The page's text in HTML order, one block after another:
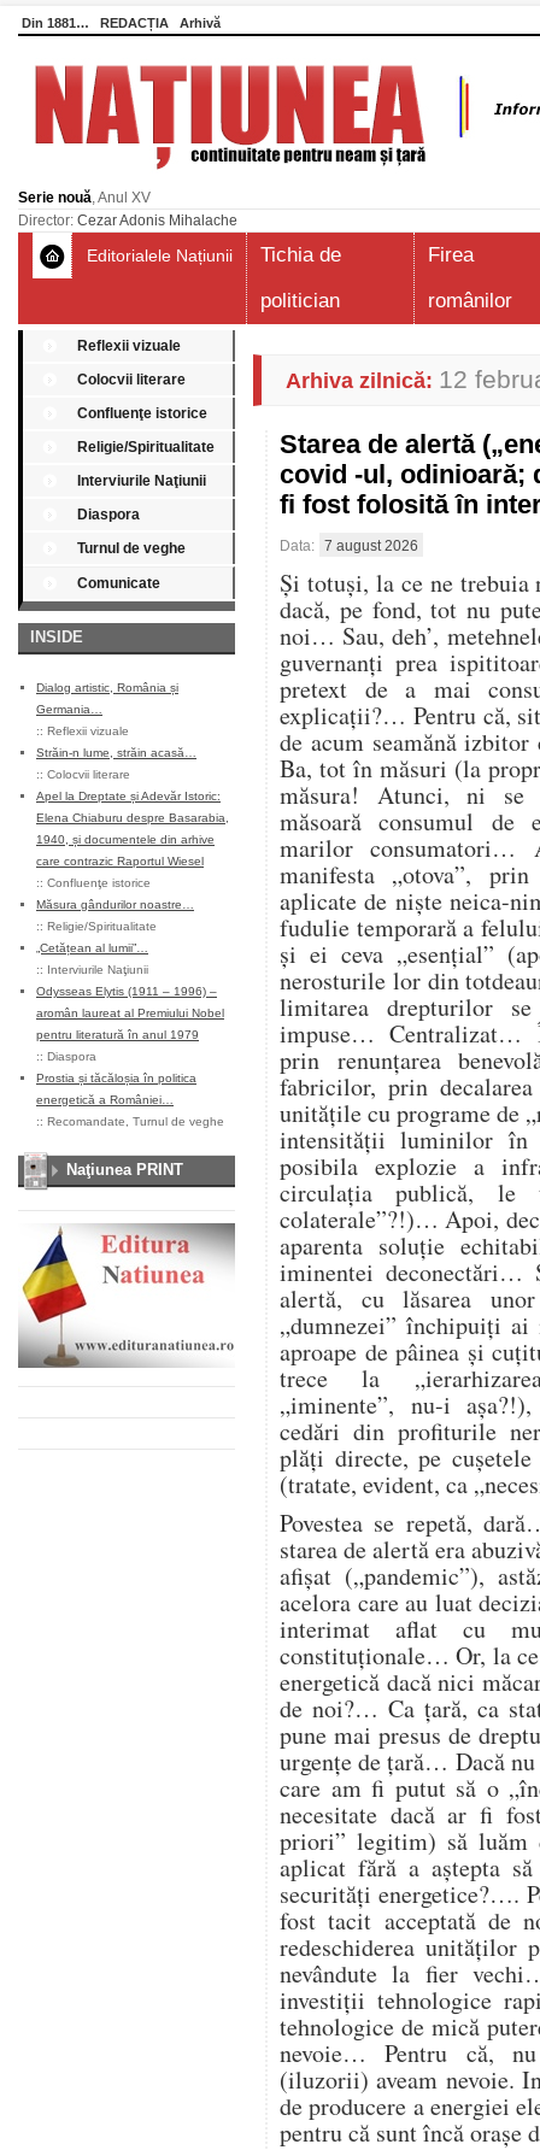
Din 1881… REDACȚIA Arhivă
Serie nouă, Anul XV
Director: Cezar Adonis Mihalache
Editorialele Națiunii
Tichia de
politician
Firea
românilor
Reflexii vizuale
Colocvii literare
Confluenţe istorice
Religie/Spiritualitate
Interviurile Naţiunii
Diaspora
Turnul de veghe
Comunicate
INSIDE
Dialog artistic, România și
Germania…
:: Reflexii vizuale
Străin-n lume, străin acasă…
:: Colocvii literare
Apel la Dreptate și Adevăr Istoric:
Elena Chiaburu despre Basarabia,
1940, și documentele din arhive
care contrazic Raportul Wiesel
:: Confluenţe istorice
Măsura gândurilor noastre…
:: Religie/Spiritualitate
„Cetățean al lumii”…
:: Interviurile Naţiunii
Odysseas Elytis (1911 – 1996) –
aromân laureat al Premiului Nobel
pentru literatură în anul 1979
:: Diaspora
Prostia și tăcăloșia în politica
energetică a României…
:: Recomandate Turnul de veghe
Naţiunea PRINT
Arhiva zilnică: 12
Starea de alertă
covid -ul, odinioară;
fi fost folosită în
Data: 7 august 2026
Și totuși, la ce ne trebuia
dacă, pe fond, tot nu
noi… Sau, deh’,
guvernanți prea
pretext de a mai
explicații?… Pentru că,
de acum seamănă
Ba, tot în măsuri (la
măsura! Atunci, ni se
măsoară consumul de
marilor consumatori…
manifesta „otova”,
aplicate de niște neica-
fudulie temporară a
și ei ceva „esențial”
nerosturile lor din
limitarea drepturilor
impuse… Centralizat…
prin renunțarea
fabricilor, prin
unitățile cu programe de
intensității luminilor în
posibila explozie a
circulația publică, le
colaterale”?!)… Apoi,
aparenta soluție
iminentei deconectări…
alertă, cu lăsarea
„dumnezei” închipuiți
aproape de pâinea și
trece la
„iminente”, nu-i
cedări din profiturile
plăți directe, pe
(tratate, evident, ca
Povestea se repetă,
starea de alertă era
afișat („pandemic”),
acelora care au luat
interimat aflat cu
constituționale… Or, la
energetică dacă nici
de noi?… Ca țară, ca
pune mai presus de
urgențe de țară… Dacă
care am fi putut să o
necesitate dacă ar fi
priori” legitim) să luăm
aplicat fără a aștepta
securități energetice?….
fost tacit acceptată de
redeschiderea unităților
nevândute la fier
investiții tehnologice
tehnologice de mică
nevoie… Pentru că,
(iluzorii) aveam nevoie.
de producere a energiei
pentru că sunt încă orașe